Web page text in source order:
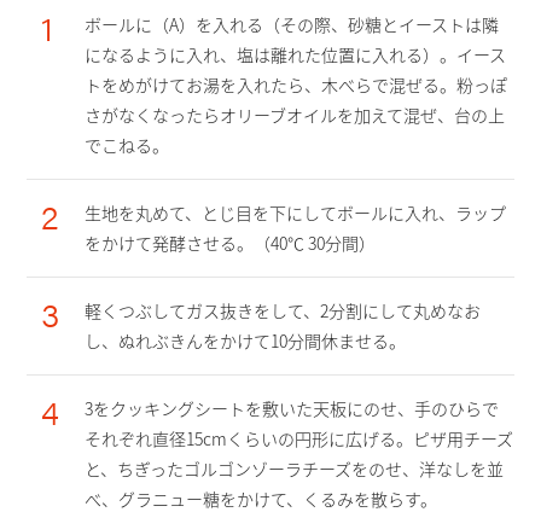
1
ボールに（A）を入れる（その際、砂糖とイーストは隣
になるように入れ、塩は離れた位置に入れる）。イース
トをめがけてお湯を入れたら、木べらで混ぜる。粉っぽ
さがなくなったらオリーブオイルを加えて混ぜ、台の上
でこねる。
2
生地を丸めて、とじ目を下にしてボールに入れ、ラップ
をかけて発酵させる。（40℃ 30分間）
3
軽くつぶしてガス抜きをして、2分割にして丸めなお
し、ぬれぶきんをかけて10分間休ませる。
4
3をクッキングシートを敷いた天板にのせ、手のひらで
それぞれ直径15cmくらいの円形に広げる。ピザ用チーズ
と、ちぎったゴルゴンゾーラチーズをのせ、洋なしを並
べ、グラニュー糖をかけて、くるみを散らす。